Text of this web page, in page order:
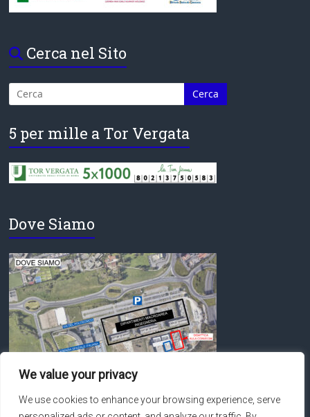
We value your privacy
We use cookies to enhance your browsing experience, serve
Cerca nel Sito
5 per mille a Tor Vergata
Dove Siamo